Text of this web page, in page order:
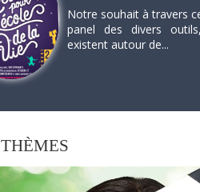
Notre souhait à travers
panel des divers
existent autour de...
THÈMES